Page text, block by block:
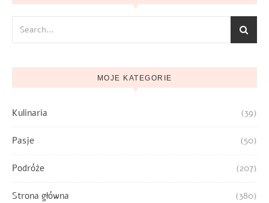
MOJE KATEGORIE
Kulinaria (39)
Pasje (50)
Podróże (207)
Strona główna (380)